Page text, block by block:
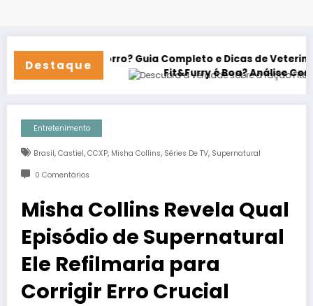
Destaque
Cachorro? Guia Completo e Dicas de Veterinário
Fit&Furry é Boa? Análise Completa +
Entretenimento
Brasil, Castiel, CCXP, Misha Collins, Séries De TV, Supernatural
0 Comentários
Misha Collins Revela Qual
Episódio de Supernatural
Ele Refilmaria para
Corrigir Erro Crucial